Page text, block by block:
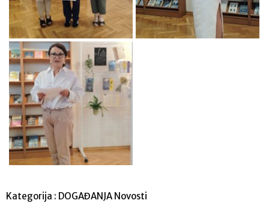
Kategorija : DOGAĐANJA Novosti